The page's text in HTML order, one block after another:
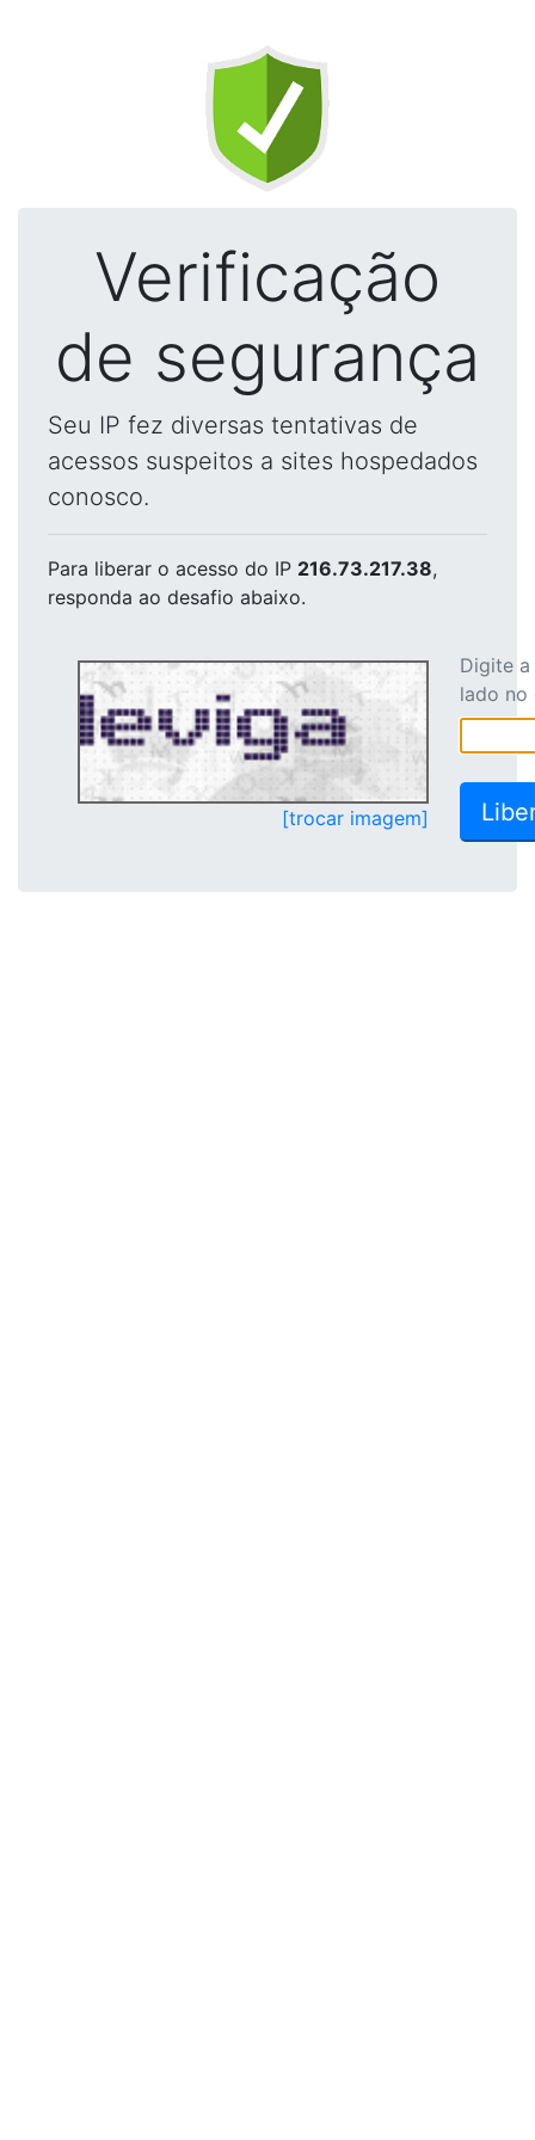
Verificação
de segurança
Seu IP fez diversas tentativas de
acessos suspeitos a sites hospedados
conosco.
Para liberar o acesso do IP 216.73.217.38,
responda ao desafio abaixo.
[trocar imagem]
Digite
lado no